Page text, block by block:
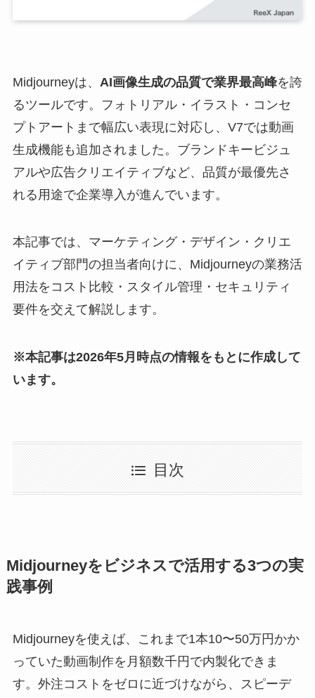
Midjourneyは、 AI画像生成の品質で業界最高峰を誇
るツールです。フォトリアル・イラスト・コンセ
プトアートまで幅広い表現に対応し、V7では動画
生成機能も追加されました。ブランドキービジュ
アルや広告クリエイティブなど、品質が最優先さ
れる用途で企業導入が進んでいます。
本記事では、マーケティング・デザイン・クリエ
イティブ部門の担当者向けに、Midjourneyの業務活
用法をコスト比較・スタイル管理・セキュリティ
要件を交えて解説します。
※本記事は2026年5月時点の情報をもとに作成して
います。
目次
Midjourneyをビジネスで活用する3つの実
践事例
Midjourneyを使えば、これまで1本10〜50万円かか
っていた動画制作を月額数千円で内製化できま
す。外注コストをゼロに近づけながら、スピーデ